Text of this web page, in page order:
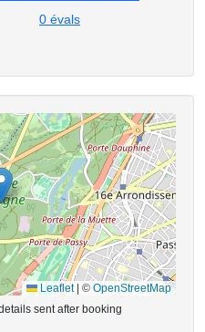
0évals
Leaflet © OpenStreetMap
sent after booking